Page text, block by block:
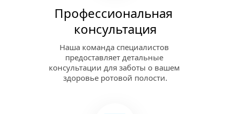
Профессиональная
консультация
Наша команда специалистов
предоставляет детальные
консультации для заботы о вашем
здоровье ротовой полости.